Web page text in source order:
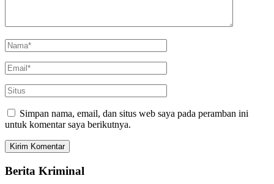
Simpan nama, email, dan situs web saya pada peramban ini
untuk komentar saya berikutnya.
Berita Kriminal